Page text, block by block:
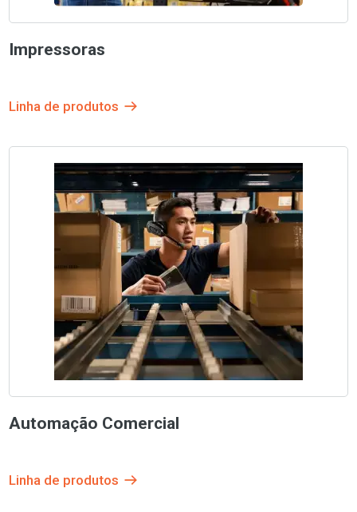
Impressoras
Linha de produtos
Automação Comercial
Linha de produtos